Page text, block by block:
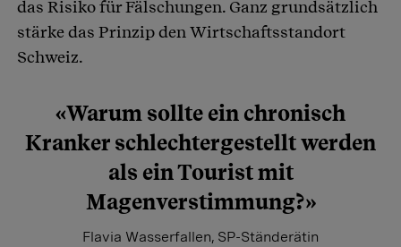
das Risiko für Fälschungen. Ganz grundsätzlich
stärke das Prinzip den Wirtschaftsstandort
Schweiz.
«Warum sollte ein chronisch
Kranker schlechtergestellt werden
als ein Tourist mit
Magenverstimmung?»
Flavia Wasserfallen, SP-Ständerätin